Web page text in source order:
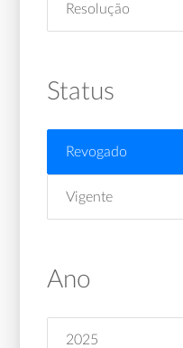
Resolução
Status
Revogado
Vigente
Ano
2025